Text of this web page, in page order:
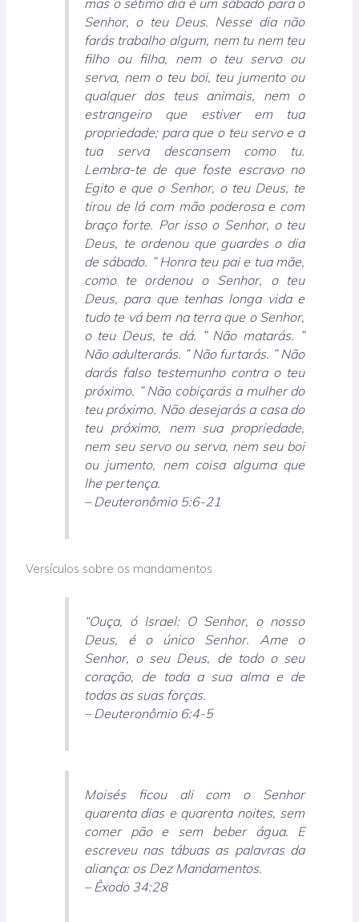
mas o sétimo dia é um sábado para o
Senhor, o teu Deus. Nesse dia não
farás trabalho algum, nem tu nem teu
filho ou filha, nem o teu servo ou
serva, nem o teu boi, teu jumento ou
qualquer dos teus animais, nem o
estrangeiro que estiver em tua
propriedade; para que o teu servo e a
tua serva descansem como tu.
Lembra-te de que foste escravo no
Egito e que o Senhor, o teu Deus, te
tirou de lá com mão poderosa e com
braço forte. Por isso o Senhor, o teu
Deus, te ordenou que guardes o dia
de sábado. ” Honra teu pai e tua mãe,
como te ordenou o Senhor, o teu
Deus, para que tenhas longa vida e
tudo te vá bem na terra que o Senhor,
o teu Deus, te dá. ” Não matarás. ”
Não adulterarás. ” Não furtarás. ” Não
darás falso testemunho contra o teu
próximo. ” Não cobiçarás a mulher do
teu próximo. Não desejarás a casa do
teu próximo, nem sua propriedade,
nem seu servo ou serva, nem seu boi
ou jumento, nem coisa alguma que
lhe pertença.
– Deuteronômio 5:6-21
Versículos sobre os mandamentos
“Ouça, ó Israel: O Senhor, o nosso
Deus, é o único Senhor. Ame o
Senhor, o seu Deus, de todo o seu
coração, de toda a sua alma e de
todas as suas forças.
– Deuteronômio 6:4-5
Moisés ficou ali com o Senhor
quarenta dias e quaren­ta noites, sem
comer pão e sem beber água. E
escreveu nas tábuas as palavras da
aliança: os Dez Mandamentos.
– Êxodo 34:28